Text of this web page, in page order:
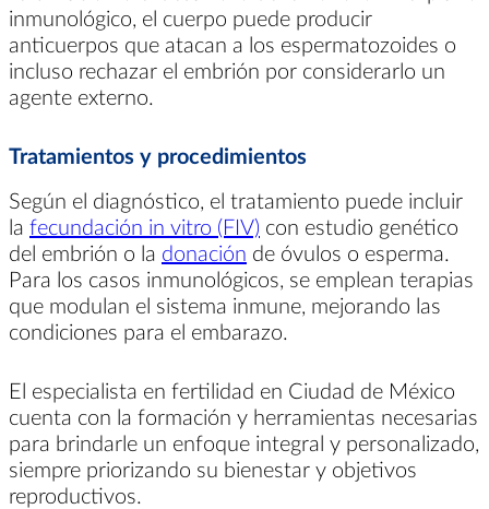
inmunológico, el cuerpo puede producir
anticuerpos que atacan a los espermatozoides o
incluso rechazar el embrión por considerarlo un
agente externo.
Tratamientos y procedimientos
Según el diagnóstico, el tratamiento puede incluir
la fecundación in vitro (FIV) con estudio genético
del embrión o la donación de óvulos o esperma.
Para los casos inmunológicos, se emplean terapias
que modulan el sistema inmune, mejorando las
condiciones para el embarazo.
El especialista en fertilidad en Ciudad de México
cuenta con la formación y herramientas necesarias
para brindarle un enfoque integral y personalizado,
siempre priorizando su bienestar y objetivos
reproductivos.